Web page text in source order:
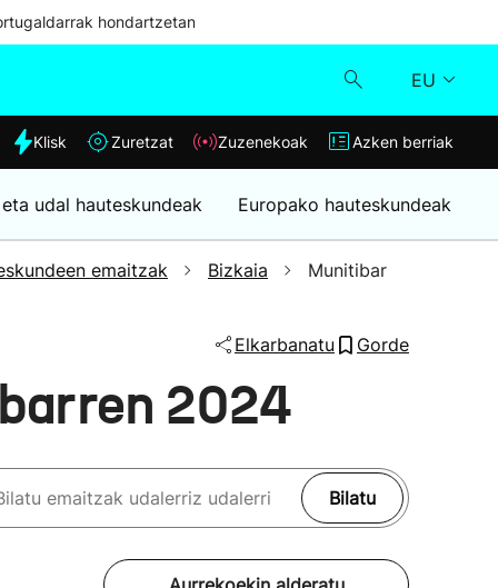
hondartzetan
EU
Klisk
Zuzenekoak
Azken berriak
Klisk Zuretzat Zuzenekoak Azken berriak
udal hauteskundeak Europako hauteskundeak
emaitzak Bizkaia Munitibar
Elkarbanatu Gorde
2024
Bilatu